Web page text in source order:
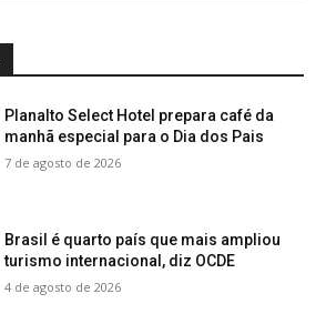
Planalto Select Hotel prepara café da
manhã especial para o Dia dos Pais
7 de agosto de 2026
Brasil é quarto país que mais ampliou
turismo internacional, diz OCDE
4 de agosto de 2026